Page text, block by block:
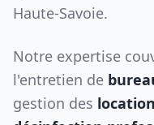
Haute-Savoie.
Notre expertise
l'entretien de
gestion des